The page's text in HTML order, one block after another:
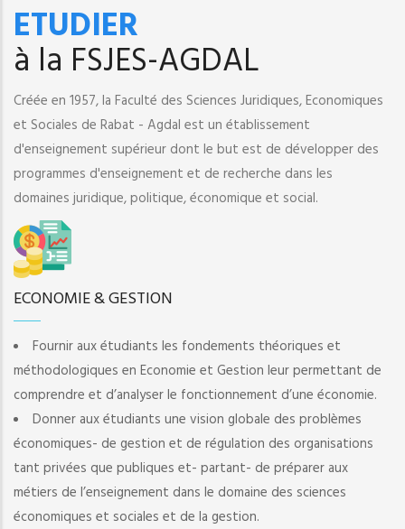
ETUDIER
à la FSJES-AGDAL
Créée en 1957, la Faculté des Sciences Juridiques, Economiques
et Sociales de Rabat - Agdal est un établissement
d'enseignement supérieur dont le but est de développer des
programmes d'enseignement et de recherche dans les
domaines juridique, politique, économique et social.
ECONOMIE & GESTION
Fournir aux étudiants les fondements théoriques et
méthodologiques en Economie et Gestion leur permettant de
comprendre et d’analyser le fonctionnement d’une économie.
Donner aux étudiants une vision globale des problèmes
économiques- de gestion et de régulation des organisations
tant privées que publiques et- partant- de préparer aux
métiers de l’enseignement dans le domaine des sciences
économiques et sociales et de la gestion.